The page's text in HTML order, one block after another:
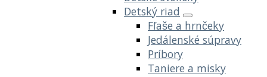
Detský riad
Fľaše a hrnčeky
Jedálenské súpravy
Príbory
Taniere a misky